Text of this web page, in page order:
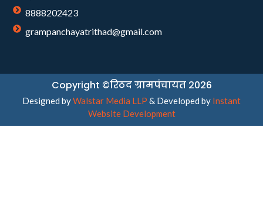
8888202423
grampanchayatrithad@gmail.com
Copyright ©रिठद ग्रामपंचायत 2026
Designed byWalstar Media LLP & Developed by Instant
Website Development